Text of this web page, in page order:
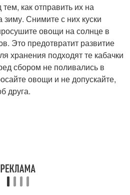
как отправить их на
Снимите с них куски
овощи на солнце в
Это предотвратит развитие
хранения подходят те кабачки
сбором не поливались в
овощи и не допускайте,
друга.